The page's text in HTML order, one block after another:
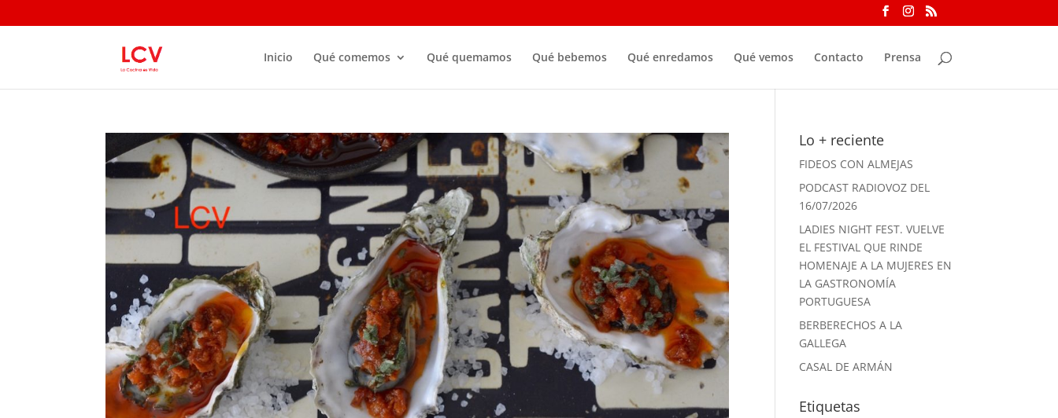
Inicio Qué comemos Qué quemamos Qué bebemos Qué enredamos Qué vemos Contacto Prensa
Lo + reciente
FIDEOS CON ALMEJAS
PODCAST RADIOVOZ DEL
16/07/2026
LADIES NIGHT FEST. VUELVE
EL FESTIVAL QUE RINDE
HOMENAJE A LA MUJERES EN
LA GASTRONOMÍA
PORTUGUESA
BERBERECHOS A LA
GALLEGA
CASAL DE ARMÁN
Etiquetas